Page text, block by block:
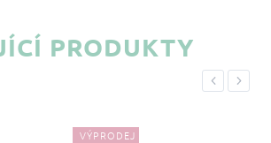
PRODUKTY
Previous
VÝPRODEJ
Next